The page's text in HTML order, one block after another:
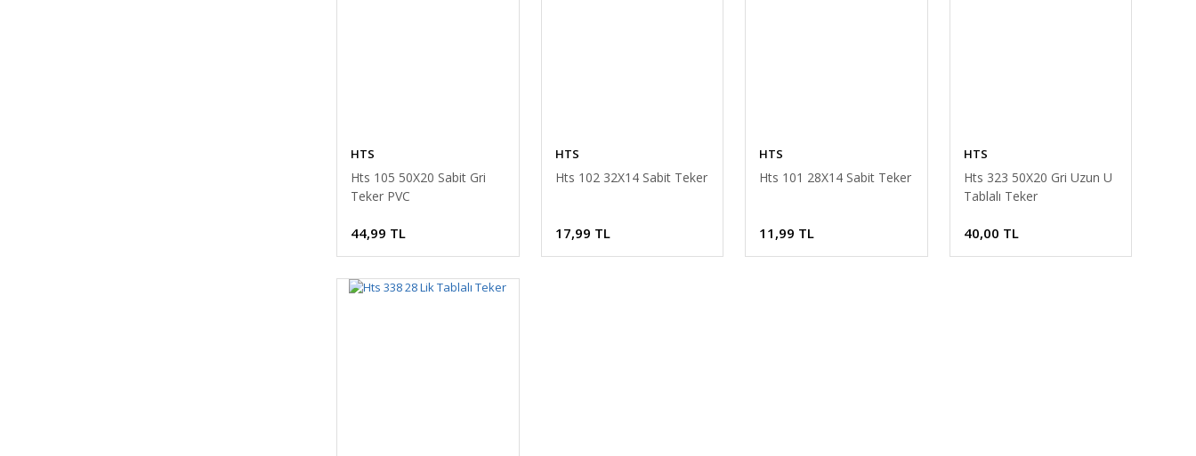
HTS
Hts 105 50X20 Sabit Gri
Teker PVC
44,99 TL
HTS
Hts 102 32X14 Sabit Teker
17,99 TL
HTS
Hts 101 28X14 Sabit Teker
11,99 TL
HTS
Hts 323 50X20 Gri Uzun U
Tablalı Teker
40,00 TL